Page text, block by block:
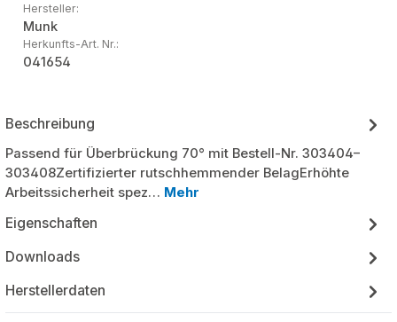
Hersteller:
Munk
Herkunfts-Art. Nr.:
041654
Beschreibung
Passend für Überbrückung 70° mit Bestell-Nr. 303404–
303408Zertifizierter rutschhemmender BelagErhöhte
Arbeitssicherheit spez… Mehr
Eigenschaften
Downloads
Herstellerdaten